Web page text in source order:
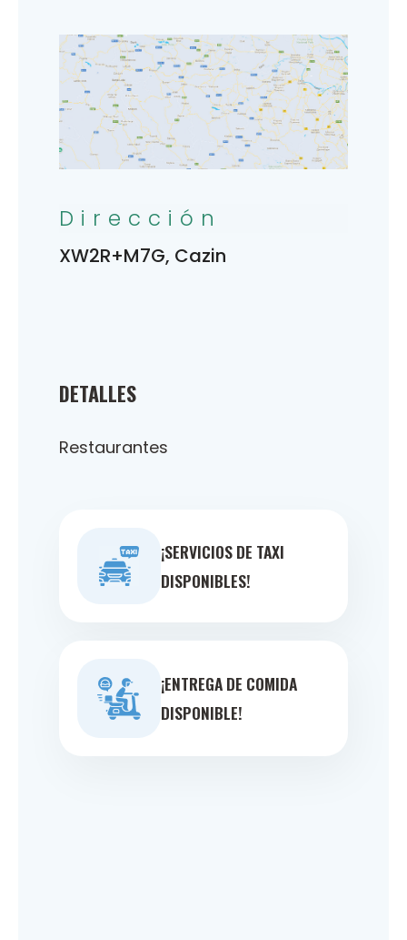
DETALLES
Restaurantes
¡SERVICIOS DE TAXI
DISPONIBLES!
¡ENTREGA DE COMIDA
DISPONIBLE!
Dirección
XW2R+M7G, Cazin